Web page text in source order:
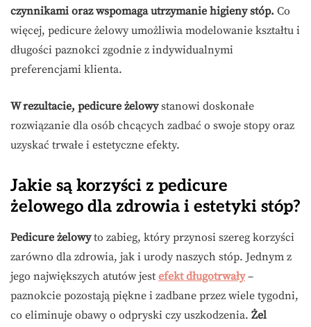
czynnikami oraz wspomaga utrzymanie higieny stóp. Co
więcej, pedicure żelowy umożliwia modelowanie kształtu i
długości paznokci zgodnie z indywidualnymi
preferencjami klienta.
W rezultacie, pedicure żelowystanowi doskonałe
rozwiązanie dla osób chcących zadbać o swoje stopy oraz
uzyskać trwałe i estetyczne efekty.
Jakie są korzyści z pedicure
żelowego dla zdrowia i estetyki stóp?
Pedicure żelowyto zabieg, który przynosi szereg korzyści
zarówno dla zdrowia, jak i urody naszych stóp. Jednym z
jego największych atutów jest efekt długotrwały–
paznokcie pozostają piękne i zadbane przez wiele tygodni,
co eliminuje obawy o odpryski czy uszkodzenia. Żel